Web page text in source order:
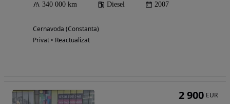
340 000 km Diesel 2007
Cernavoda (Constanta)
Privat • Reactualizat
2 900 EUR